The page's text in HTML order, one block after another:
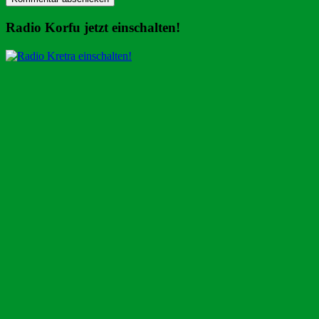
Radio Korfu jetzt einschalten!